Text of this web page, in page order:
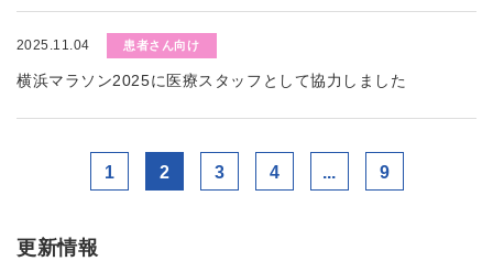
2025.11.04 患者さん向け
横浜マラソン2025に医療スタッフとして協力しました
1 2 3 4 ... 9
更新情報